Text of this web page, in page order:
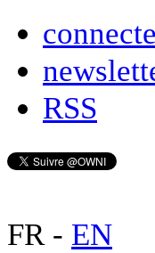
RSS
FR- EN